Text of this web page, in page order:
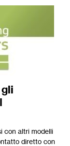
con altri modelli
diretto con